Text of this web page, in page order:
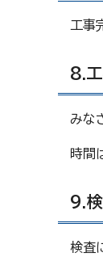
工事
8.工
みな
時間
9.
検査